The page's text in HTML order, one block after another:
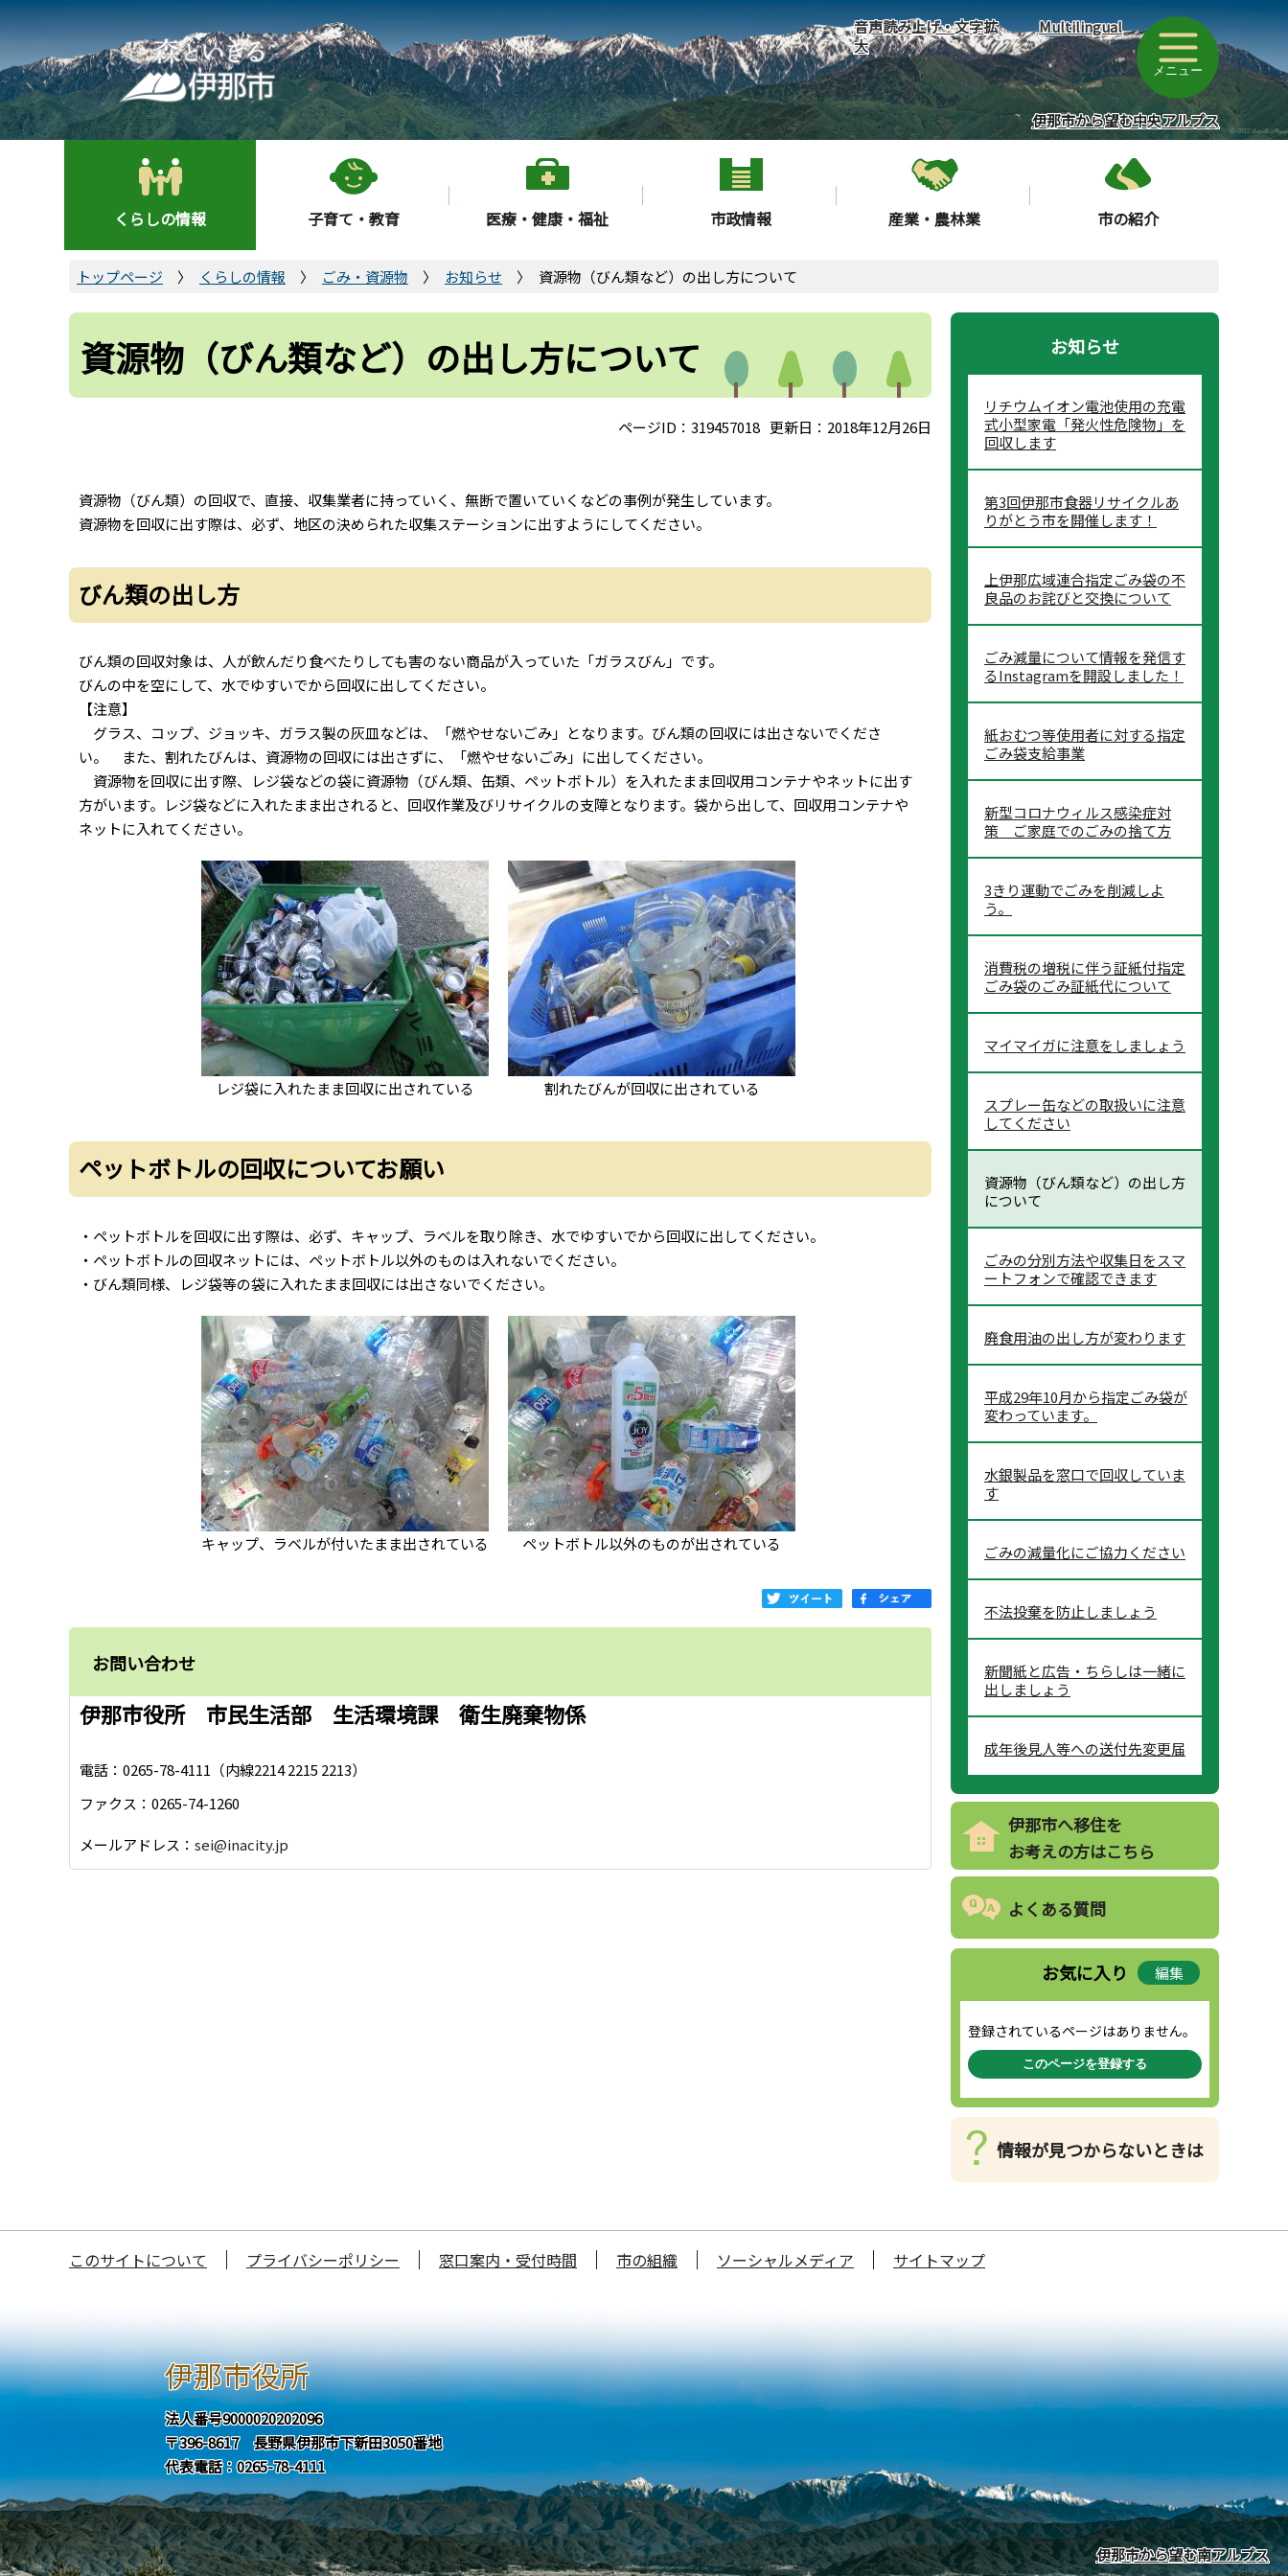
こ
の
ペ
ー
ジ
の
音声読み上げ・文字拡
大
Multilingual
メニュー
伊那市から望む中央アルプス
くらしの情報 子育て・教育 医療・健康・福祉 市政情報 産業・農林業 市の紹介
トップページ くらしの情報 ごみ・資源物 お知らせ 資源物（びん類など）の出し方について
資源物（びん類など）の出し方について
ページID：319457018 更新日：2018年12月26日
資源物（びん類）の回収で、直接、収集業者に持っていく、無断で置いていくなどの事例が発生しています。
資源物を回収に出す際は、必ず、地区の決められた収集ステーションに出すようにしてください。
びん類の出し方
びん類の回収対象は、人が飲んだり食べたりしても害のない商品が入っていた「ガラスびん」です。
びんの中を空にして、水でゆすいでから回収に出してください。
【注意】
グラス、コップ、ジョッキ、ガラス製の灰皿などは、「燃やせないごみ」となります。びん類の回収には出さないでくださ
い。 また、割れたびんは、資源物の回収には出さずに、「燃やせないごみ」に出してください。
資源物を回収に出す際、レジ袋などの袋に資源物（びん類、缶類、ペットボトル）を入れたまま回収用コンテナやネットに出す
方がいます。レジ袋などに入れたまま出されると、回収作業及びリサイクルの支障となります。袋から出して、回収用コンテナや
ネットに入れてください。
レジ袋に入れたまま回収に出されている 割れたびんが回収に出されている
ペットボトルの回収についてお願い
・ペットボトルを回収に出す際は、必ず、キャップ、ラベルを取り除き、水でゆすいでから回収に出してください。
・ペットボトルの回収ネットには、ペットボトル以外のものは入れないでください。
・びん類同様、レジ袋等の袋に入れたまま回収には出さないでください。
キャップ、ラベルが付いたまま出されている ペットボトル以外のものが出されている
お問い合わせ
伊那市役所 市民生活部 生活環境課 衛生廃棄物係
電話：0265-78-4111（内線2214 2215 2213）
ファクス：0265-74-1260
メールアドレス： sei@inacity.jp
お知らせ
リチウムイオン電池使用の充電
式小型家電「発火性危険物」を
回収します
第3回伊那市食器リサイクルあ
りがとう市を開催します！
上伊那広域連合指定ごみ袋の不
良品のお詫びと交換について
ごみ減量について情報を発信す
るInstagramを開設しました！
紙おむつ等使用者に対する指定
ごみ袋支給事業
新型コロナウィルス感染症対
策 ご家庭でのごみの捨て方
3きり運動でごみを削減しよ
う。
消費税の増税に伴う証紙付指定
ごみ袋のごみ証紙代について
マイマイガに注意をしましょう
スプレー缶などの取扱いに注意
してください
資源物（びん類など）の出し方
について
ごみの分別方法や収集日をスマ
ートフォンで確認できます
廃食用油の出し方が変わります
平成29年10月から指定ごみ袋が
変わっています。
水銀製品を窓口で回収していま
す
ごみの減量化にご協力ください
不法投棄を防止しましょう
新聞紙と広告・ちらしは一緒に
出しましょう
成年後見人等への送付先変更届
伊那市へ移住を
お考えの方はこちら
よくある質問
お気に入り 編集
登録されているページはありません。
このページを登録する
情報が見つからないときは
このサイトについて プライバシーポリシー 窓口案内・受付時間 市の組織 ソーシャルメディア サイトマップ
伊那市役所
法人番号9000020202096
〒396-8617 長野県伊那市下新田3050番地
代表電話：0265-78-4111
伊那市から望む南アルプス